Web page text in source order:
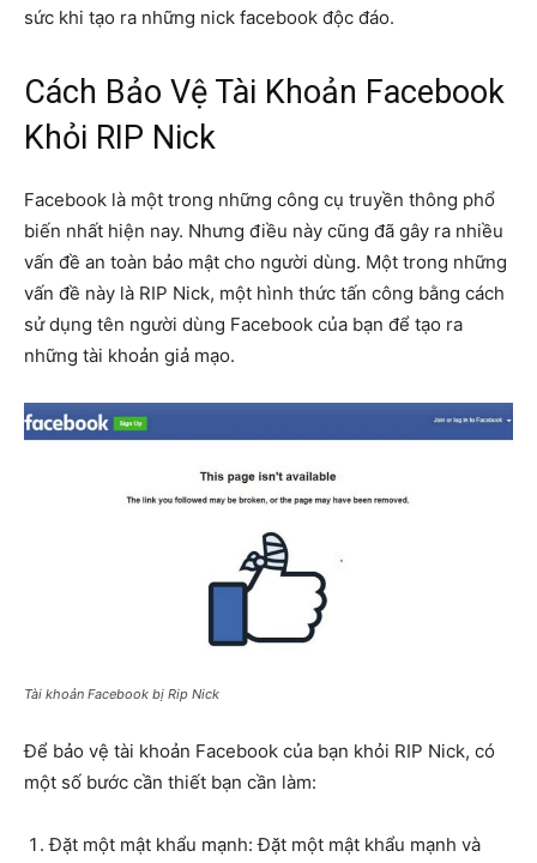
sức khi tạo ra những nick facebook độc đáo.
Cách Bảo Vệ Tài Khoản Facebook
Khỏi RIP Nick
Facebook là một trong những công cụ truyền thông phổ
biến nhất hiện nay. Nhưng điều này cũng đã gây ra nhiều
vấn đề an toàn bảo mật cho người dùng. Một trong những
vấn đề này là RIP Nick, một hình thức tấn công bằng cách
sử dụng tên người dùng Facebook của bạn để tạo ra
những tài khoản giả mạo.
Tài khoản Facebook bị Rip Nick
Để bảo vệ tài khoản Facebook của bạn khỏi RIP Nick, có
một số bước cần thiết bạn cần làm:
Đặt một mật khẩu mạnh: Đặt một mật khẩu mạnh và